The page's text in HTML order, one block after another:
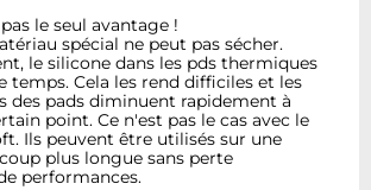
le seul avantage !
spécial ne peut pas sécher.
le silicone dans les pds thermiques
temps. Cela les rend difficiles et les
des pads diminuent rapidement à
point. Ce n'est pas le cas avec le
Ils peuvent être utilisés sur une
plus longue sans perte
performances.